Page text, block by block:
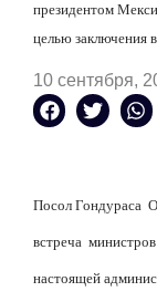
президентом
целью заключения
10 сентября,
Посол Гондураса
встреча
настоящей